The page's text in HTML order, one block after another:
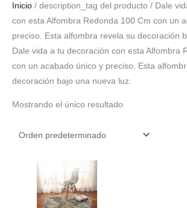
Inicio / description_tag del producto / Dale
con esta Alfombra Redonda 100 Cm con un
preciso. Esta alfombra revela su decoración
Dale vida a tu decoración con esta Alfombra
con un acabado único y preciso. Esta
decoración bajo una nueva luz.
Mostrando el único resultado
precios:
desde
38.99€